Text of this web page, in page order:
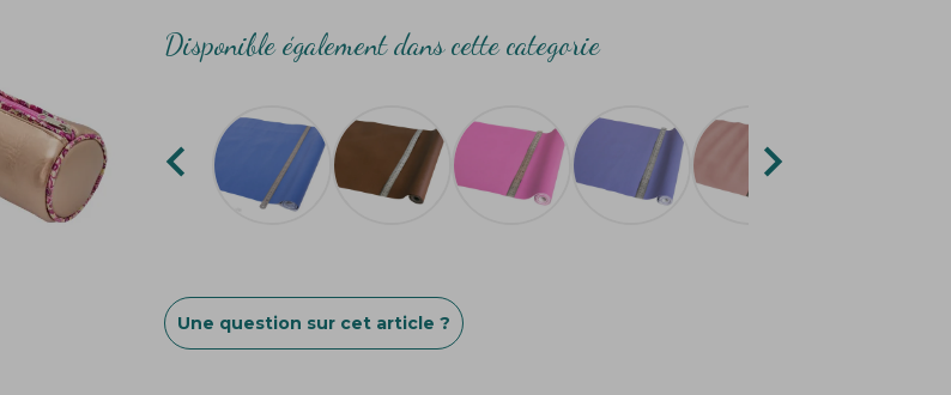
Disponible également dans cette categorie
 
Une question sur cet article ?